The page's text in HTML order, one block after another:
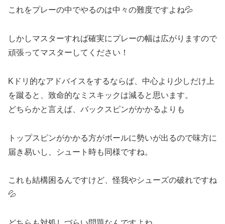
これをプレーの中でやるのは中々の難度ですよね💦
しかしマスターすれば確実にプレーの幅は広がりますので
頑張ってマスターしてください！
Kドリ的なアドバイスをするならば、中心より少しだけ上
を蹴ると、致命的なミスキックは減ると思います。
どちらかと言えば、バックスピンがかかるよりも
トップスピンがかかる方がボールに勢いが出るので味方に
届き易いし、シュート時も同様ですね。
これも結構困るんですけど、怪我やシューズの破れですね
💦